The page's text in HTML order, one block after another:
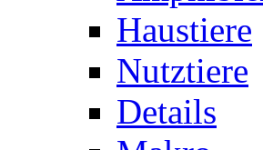
Haustiere
Nutztiere
Details